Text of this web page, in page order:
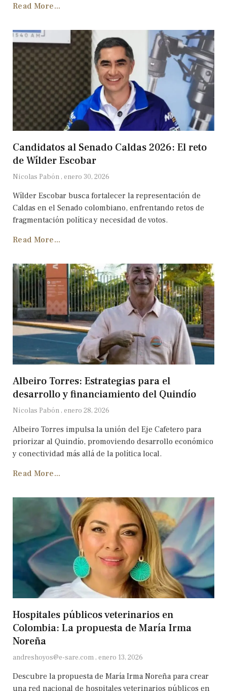
Read More...
Candidatos al Senado Caldas 2026: El reto
de Wílder Escobar
Nicolas Pabón enero 30, 2026
Wílder Escobar busca fortalecer la representación de
Caldas en el Senado colombiano, enfrentando retos de
fragmentación política y necesidad de votos.
Read More...
Albeiro Torres: Estrategias para el
desarrollo y financiamiento del Quindío
Nicolas Pabón enero 28, 2026
Albeiro Torres impulsa la unión del Eje Cafetero para
priorizar al Quindío, promoviendo desarrollo económico
y conectividad más allá de la política local.
Read More...
Hospitales públicos veterinarios en
Colombia: La propuesta de María Irma
Noreña
andreshoyos@e-sare.com enero 13, 2026
Descubre la propuesta de María Irma Noreña para crear
una red nacional de hospitales veterinarios públicos en